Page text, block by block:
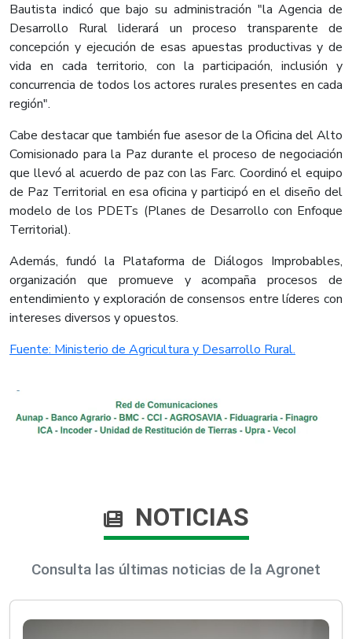
Bautista indicó que bajo su administración "la Agencia de
Desarrollo Rural liderará un proceso transparente de
concepción y ejecución de esas apuestas productivas y de
vida en cada territorio, con la participación, inclusión y
concurrencia de todos los actores rurales presentes en cada
región".
Cabe destacar que también fue asesor de la Oficina del Alto
Comisionado para la Paz durante el proceso de negociación
que llevó al acuerdo de paz con las Farc. Coordinó el equipo
de Paz Territorial en esa oficina y participó en el diseño del
modelo de los PDETs (Planes de Desarrollo con Enfoque
Territorial).
Además, fundó la Plataforma de Diálogos Improbables,
organización que promueve y acompaña procesos de
entendimiento y exploración de consensos entre líderes con
intereses diversos y opuestos.​
Fuente: Ministerio de Agricultura y Desarrollo Rural.​
NOTICIAS
Consulta las últimas noticias de la Agronet